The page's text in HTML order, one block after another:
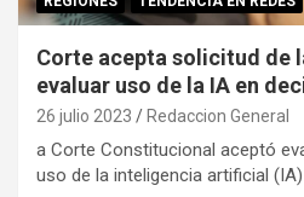
Corte acepta solicitud de
evaluar uso de la IA en
26 julio 2023 Redaccion General
a Corte Constitucional aceptó
uso de la inteligencia artificial